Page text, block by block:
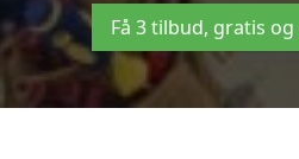
Få 3 tilbud, gratis